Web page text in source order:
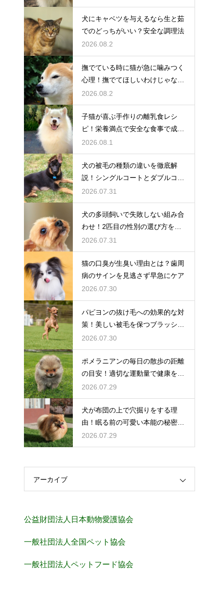
犬にキャベツを与えるなら生と茹
でのどっちがいい？安全な調理法
2026.08.2
撫でている時に猫が急に噛みつく
心理！撫でてほしいわけじゃな
い？
2026.08.2
子猫が喜ぶ手作りの離乳食レシ
ピ！栄養満点で安全な食事で成長
を応援
2026.08.1
犬の被毛の種類の違いを徹底解
説！シングルコートとダブルコー
トの謎
2026.07.31
犬の多頭飼いで失敗しない組み合
わせ！2匹目の性別の選び方を解
説
2026.07.31
猫の口臭が生臭い理由とは？歯周
病のサインを見逃さず早急にケア
2026.07.30
パピヨンの抜け毛への効果的な対
策！美しい被毛を保つブラッシン
グ
2026.07.30
ポメラニアンの毎日の散歩の距離
の目安！適切な運動量で健康を維
持
2026.07.29
犬が布団の上で穴掘りをする理
由！眠る前の可愛い本能の秘密を
解説
2026.07.29
アーカイブ
公益財団法人日本動物愛護協会
一般社団法人全国ペット協会
一般社団法人ペットフード協会